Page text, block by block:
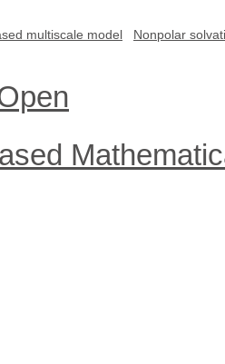
multiscale model
Nonpolar